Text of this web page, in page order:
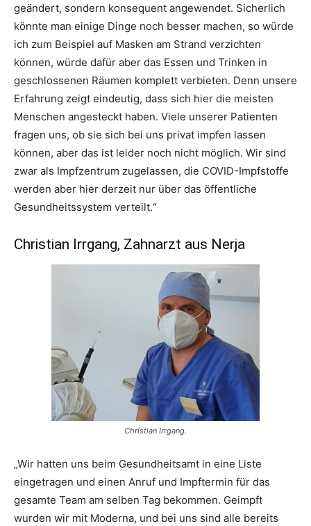
geändert, sondern konsequent angewendet. Sicherlich
könnte man einige Dinge noch besser machen, so würde
ich zum Beispiel auf Masken am Strand verzichten
können, würde dafür aber das Essen und Trinken in
geschlossenen Räumen komplett verbieten. Denn unsere
Erfahrung zeigt eindeutig, dass sich hier die meisten
Menschen angesteckt haben. Viele unserer Patienten
fragen uns, ob sie sich bei uns privat impfen lassen
können, aber das ist leider noch nicht möglich. Wir sind
zwar als Impfzentrum zugelassen, die COVID-Impfstoffe
werden aber hier derzeit nur über das öffentliche
Gesundheitssystem verteilt.“
Christian Irrgang, Zahnarzt aus Nerja
Christian Irrgang.
„Wir hatten uns beim Gesundheitsamt in eine Liste
eingetragen und einen Anruf und Impftermin für das
gesamte Team am selben Tag bekommen. Geimpft
wurden wir mit Moderna, und bei uns sind alle bereits